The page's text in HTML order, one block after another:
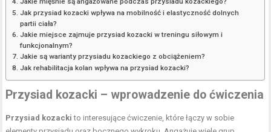
Jak przysiad kozacki wpływa na mobilność i elastyczność dolnych
partii ciała?
Jakie miejsce zajmuje przysiad kozacki w treningu siłowym i
funkcjonalnym?
Jakie są warianty przysiadu kozackiego z obciążeniem?
Jak rehabilitacja kolan wpływa na przysiad kozacki?
Przysiad kozacki – wprowadzenie do ćwiczenia
Przysiad kozacki to interesujące ćwiczenie, które łączy w sobie